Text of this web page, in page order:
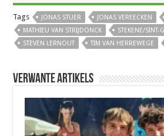
Tags JONAS STUER JONAS VEREECKEN
MATHIEU VAN STRIJDONCK
STEKENE/SINT-
STEVEN LERNOUT
TIM VAN HERREWEGE
Verwante artikels